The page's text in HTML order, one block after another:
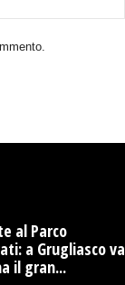
al Parco
a Grugliasco va
il gran...